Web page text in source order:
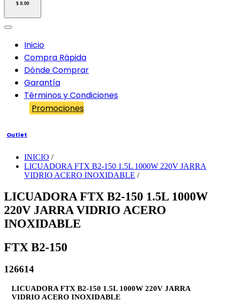
$ 0.00
Inicio
Compra Rápida
Dónde Comprar
Garantía
Términos y Condiciones
Promociones
Outlet
INICIO /
LICUADORA FTX B2-150 1.5L 1000W 220V JARRA
VIDRIO ACERO INOXIDABLE /
LICUADORA FTX B2-150 1.5L 1000W
220V JARRA VIDRIO ACERO
INOXIDABLE
FTX B2-150
126614
LICUADORA FTX B2-150 1.5L 1000W 220V JARRA
VIDRIO ACERO INOXIDABLE